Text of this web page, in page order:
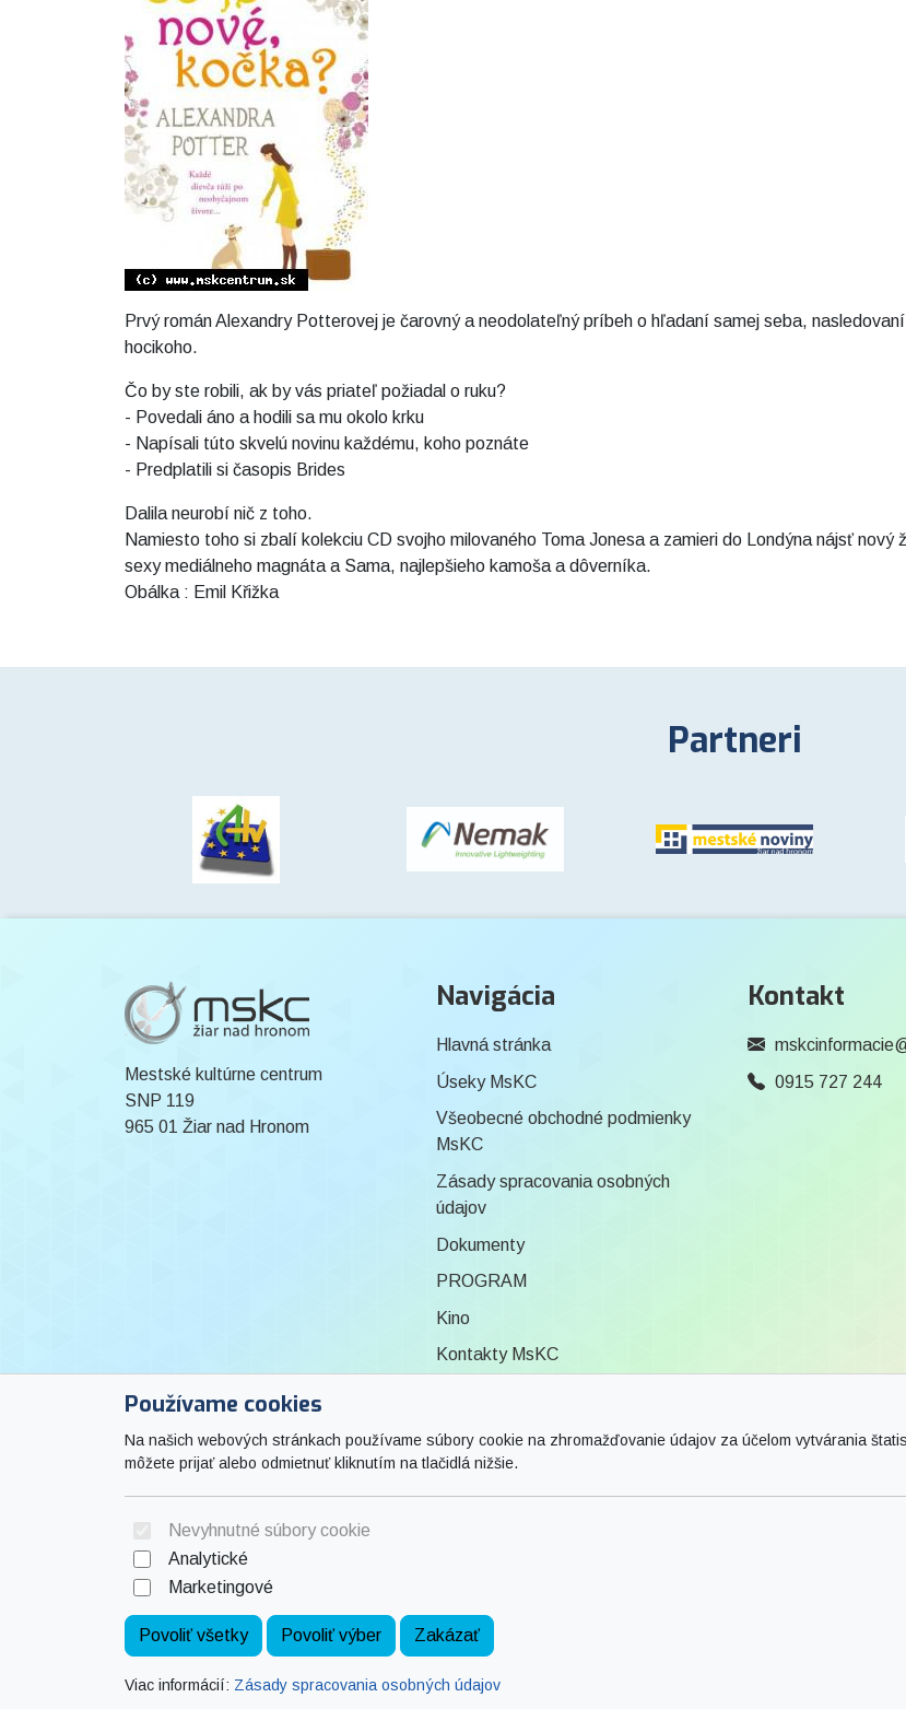
Prvý román Alexandry Potterovej je čarovný a neodolateľný príbeh o hľadaní samej seba,
hocikoho.
Čo by ste robili, ak by vás priateľ požiadal o ruku?
- Povedali áno a hodili sa mu okolo krku
- Napísali túto skvelú novinu každému, koho poznáte
- Predplatili si časopis Brides
Dalila neurobí nič z toho.
Namiesto toho si zbalí kolekciu CD svojho milovaného Toma Jonesa a zamieri do Londýna nájsť
sexy mediálneho magnáta a Sama, najlepšieho kamoša a dôverníka.
Obálka : Emil Křižka
Partneri
Používame cookies
Na našich webových stránkach používame súbory cookie na zhromažďovanie údajov za účelom vytvárania
môžete prijať alebo odmietnuť kliknutím na tlačidlá nižšie.
Nevyhnutné súbory cookie
Analytické
Marketingové
Povoliť všetky Povoliť výber Zakázať
Viac informácií: Zásady spracovania osobných údajov
Mestské kultúrne centrum
SNP 119
965 01 Žiar nad Hronom
Navigácia
Hlavná stránka
Úseky MsKC
Všeobecné obchodné podmienky
MsKC
Zásady spracovania osobných
údajov
Dokumenty
PROGRAM
Kino
Kontakty MsKC
Výstavy
Kontakt
0915 727 244